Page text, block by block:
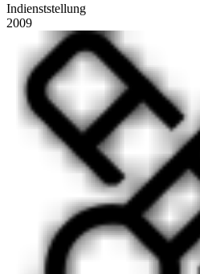
Indienststellung
2009